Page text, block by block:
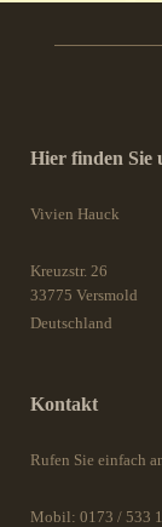
Hier finden Sie
Vivien Hauck
Kreuzstr. 26
33775 Versmold
Deutschland
Kontakt
Rufen Sie einfach
Mobil: 0173 / 533